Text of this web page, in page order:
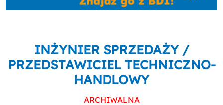
INŻYNIER SPRZEDAŻY /
PRZEDSTAWICIEL TECHNICZNO-
HANDLOWY
ARCHIWALNA